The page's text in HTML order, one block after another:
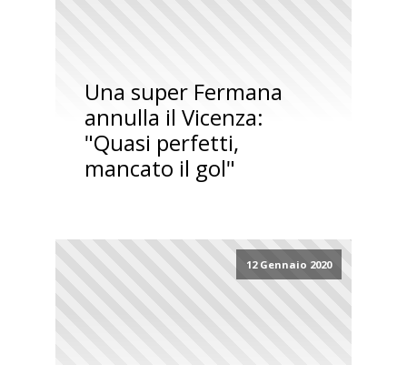
Una super Fermana
annulla il Vicenza:
"Quasi perfetti,
mancato il gol"
12 Gennaio 2020